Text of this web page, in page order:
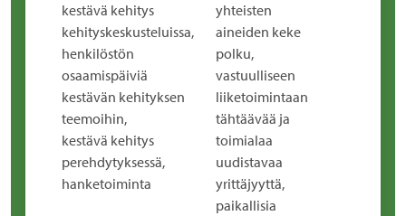
kestävä kehitys
kehityskeskusteluissa,
henkilöstön
osaamispäiviä
kestävän kehityksen
teemoihin,
kestävä kehitys
perehdytyksessä,
hanketoiminta
yhteisten
aineiden keke
polku,
vastuulliseen
liiketoimintaan
tähtäävää ja
toimialaa
uudistavaa
yrittäjyyttä,
paikallisia